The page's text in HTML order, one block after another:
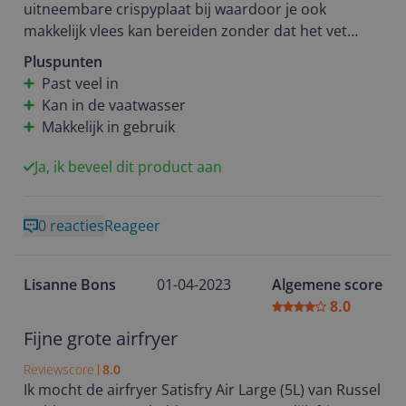
uitneembare crispyplaat bij waardoor je ook
makkelijk vlees kan bereiden zonder dat het vet
wordt. De knopjes spreken voor zich waardoor je
makkelijk met de airfryer aan de slag kan. Als je klaar
bent met de airfryer doe je de bak in de vaatwasser
en hij is weet helemaal schoon. Aan de airfryer zit
een handvat waardoor je hem makkelijk uit je kast
kan halen. Wij zijn enthousiast. Het recept van de
Pluspunten
Past veel in
Kan in de vaatwasser
Makkelijk in gebruik
Ja, ik beveel dit product aan
0 reactiesReageer
Lisanne Bons 01-04-2023
Algemene score
8.0
Fijne grote airfryer
Reviewscore 8.0
Ik mocht de airfryer Satisfry Air Large (5L) van Russel